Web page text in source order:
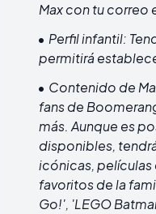
Max con tu correo
Perfil infantil:
permitirá
Contenido de
fans de
más. Aunque es
disponibles,
icónicas, películas
favoritos de la
Go!', 'LEGO